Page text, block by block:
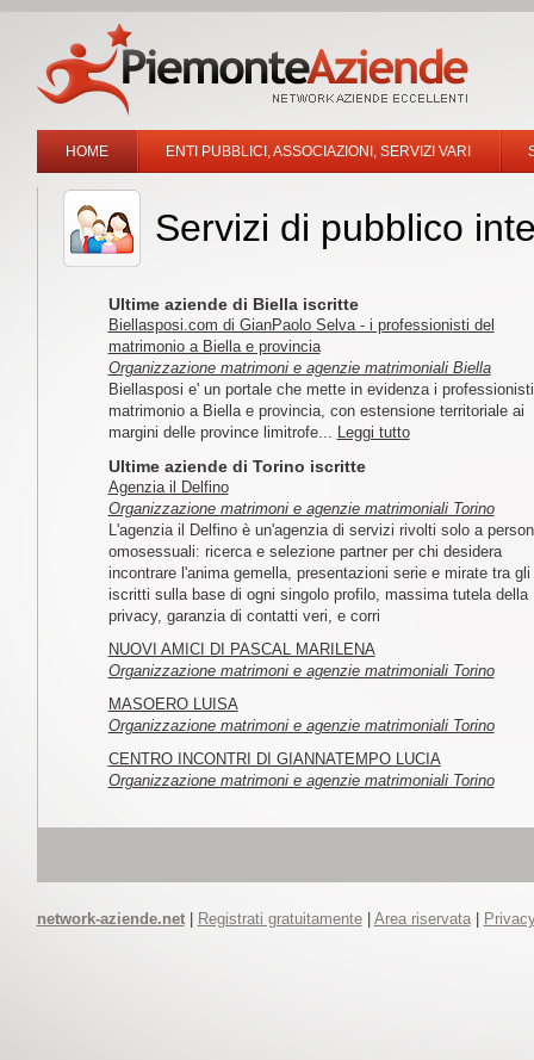
HOME ENTI PUBBLICI, ASSOCIAZIONI, SERVIZI VARI
Servizi di pubblico
Ultime aziende di Biella iscritte
Biellasposi.com di GianPaolo Selva - i professionisti del
matrimonio a Biella e provincia
Organizzazione matrimoni e agenzie matrimoniali Biella
Biellasposi e' un portale che mette in evidenza i
matrimonio a Biella e provincia, con estensione territoriale ai
margini delle province limitrofe... Leggi tutto
Ultime aziende di Torino iscritte
Agenzia il Delfino
Organizzazione matrimoni e agenzie matrimoniali Torino
L'agenzia il Delfino è un'agenzia di servizi rivolti solo a
omosessuali: ricerca e selezione partner per chi desidera
incontrare l'anima gemella, presentazioni serie e mirate tra gli
iscritti sulla base di ogni singolo profilo, massima tutela della
privacy, garanzia di contatti veri, e corri
NUOVI AMICI DI PASCAL MARILENA
Organizzazione matrimoni e agenzie matrimoniali Torino
MASOERO LUISA
Organizzazione matrimoni e agenzie matrimoniali Torino
CENTRO INCONTRI DI GIANNATEMPO LUCIA
Organizzazione matrimoni e agenzie matrimoniali Torino
network-aziende.net| Registrati gratuitamente| Area riservata|